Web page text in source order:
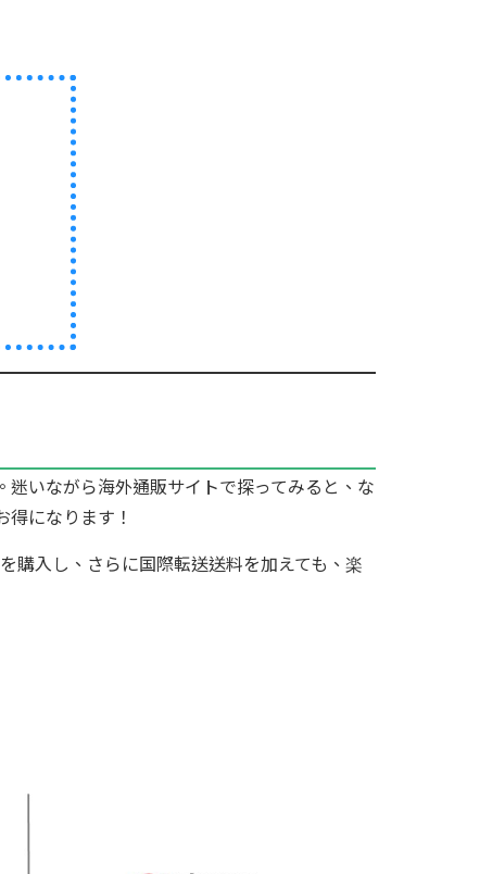
いながら海外通販サイトで探ってみると、な
になります！
購入し、さらに国際転送送料を加えても、楽